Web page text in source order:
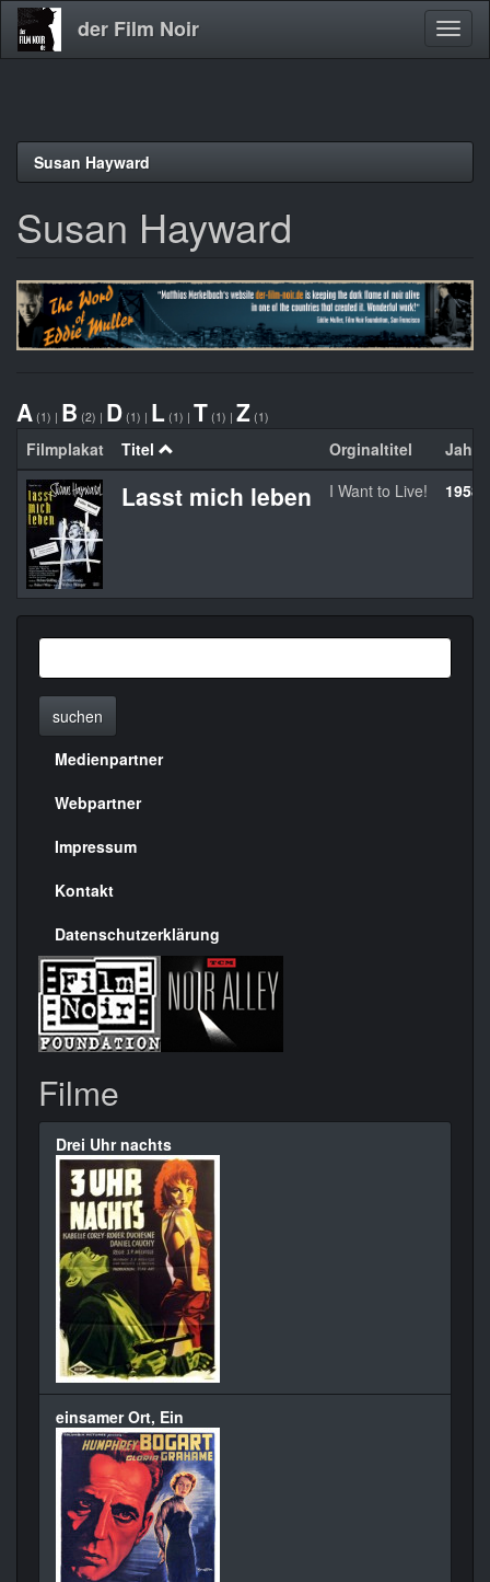
Direkt
der Film Noir
Susan Hayward
Susan Hayward
A (1) | B (2) | D (1) | L (1) | T (1) | Z (1)
Filmplakat Titel Orginaltitel Jahr
Lasst mich leben I Want to Live! 1958
suchen
Menülinks
rechte
Seite
Medienpartner
Webpartner
Impressum
Kontakt
Datenschutzerklärung
Filme
Drei Uhr nachts
einsamer Ort, Ein